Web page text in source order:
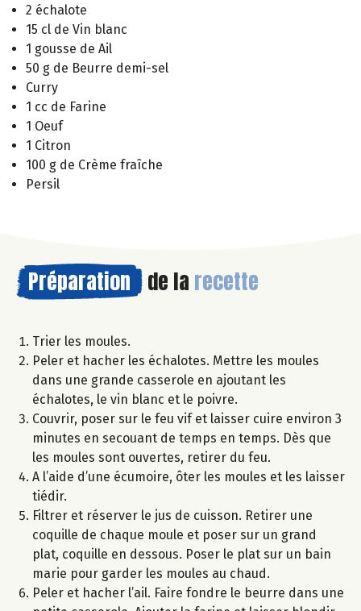
2 échalote
15 cl de Vin blanc
1 gousse de Ail
50 g de Beurre demi-sel
Curry
1 cc de Farine
1 Oeuf
1 Citron
100 g de Crème fraîche
Persil
Préparation de la recette
Trier les moules.
Peler et hacher les échalotes. Mettre les moules
dans une grande casserole en ajoutant les
échalotes, le vin blanc et le poivre.
Couvrir, poser sur le feu vif et laisser cuire environ 3
minutes en secouant de temps en temps. Dès que
les moules sont ouvertes, retirer du feu.
A l’aide d’une écumoire, ôter les moules et les laisser
tiédir.
Filtrer et réserver le jus de cuisson. Retirer une
coquille de chaque moule et poser sur un grand
plat, coquille en dessous. Poser le plat sur un bain
marie pour garder les moules au chaud.
Peler et hacher l’ail. Faire fondre le beurre dans une